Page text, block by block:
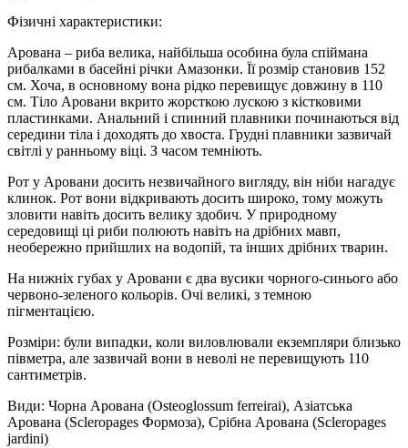
Фізичні характеристики:
Арована – риба велика, найбільша особина була спіймана
рибалками в басейні річки Амазонки. Її розмір становив 152
см. Хоча, в основному вона рідко перевищує довжину в 110
см. Тіло Аровани вкрито жорсткою лускою з кістковими
пластинками. Анальний і спинний плавники починаються від
середини тіла і доходять до хвоста. Грудні плавники зазвичай
світлі у ранньому віці. З часом темніють.
Рот у Аровани досить незвичайного вигляду, він ніби нагадує
клинок. Рот вони відкривають досить широко, тому можуть
зловити навіть досить велику здобич. У природному
середовищі ці риби полюють навіть на дрібних мавп,
необережно прийшлих на водопій, та інших дрібних тварин.
На нижніх губах у Аровани є два вусики чорного-синього або
червоно-зеленого кольорів. Очі великі, з темною
пігментацією.
Розміри: були випадки, коли виловлювали екземпляри близько
півметра, але зазвичай вони в неволі не перевищують 110
сантиметрів.
Види: Чорна Арована (Osteoglossum ferreirai), Азіатська
Арована (Scleropages Формоза), Срібна Арована (Scleropages
jardini)